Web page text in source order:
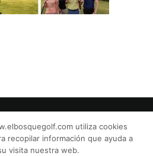
de Golf |Aviso Legal|
utiliza cookies
recopilar información que ayuda a
visita nuestra web.